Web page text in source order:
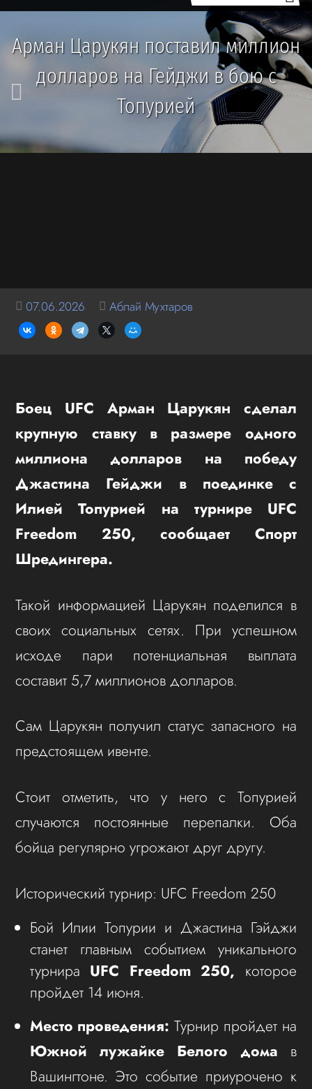
Арман Царукян поставил миллион
долларов на Гейджи в бою с
Топурией
07.06.2026 Аблай Мухтаров
Боец UFC Арман Царукян сделал
крупную ставку в размере одного
миллиона долларов на победу
Джастина Гейджи в поединке с
Илией Топурией на турнире UFC
Freedom 250, сообщает Спорт
Шредингера.
Такой информацией Царукян поделился в
своих социальных сетях. При успешном
исходе пари потенциальная выплата
составит 5,7 миллионов долларов.
Сам Царукян получил статус запасного на
предстоящем ивенте.
Стоит отметить, что у него с Топурией
случаются постоянные перепалки. Оба
бойца регулярно угрожают друг другу.
Исторический турнир: UFC Freedom 250
Бой Илии Топурии и Джастина Гэйджи
станет главным событием уникального
турнира UFC Freedom 250, которое
пройдет 14 июня.
Место проведения: Турнир пройдет на
Южной лужайке Белого дома в
Вашингтоне. Это событие приурочено к